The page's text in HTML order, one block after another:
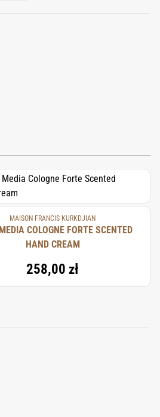
MAISON FRANCIS KURKDJIAN
COLOGNE FORTE SCENTED
HAND CREAM
258,00 zł